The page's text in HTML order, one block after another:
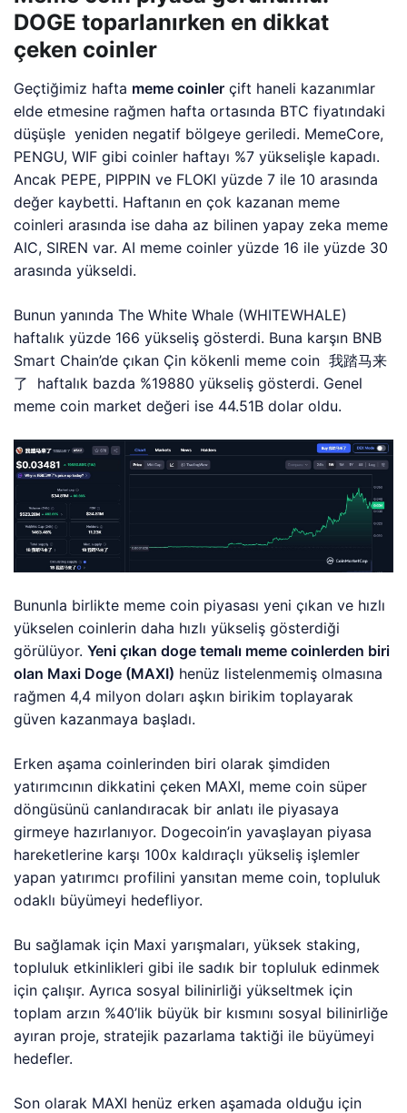
DOGE toparlanırken en dikkat
çeken coinler
Geçtiğimiz hafta meme coinler çift haneli kazanımlar
elde etmesine rağmen hafta ortasında BTC fiyatındaki
düşüşle yeniden negatif bölgeye geriledi. MemeCore,
PENGU, WIF gibi coinler haftayı %7 yükselişle kapadı.
Ancak PEPE, PIPPIN ve FLOKI yüzde 7 ile 10 arasında
değer kaybetti. Haftanın en çok kazanan meme
coinleri arasında ise daha az bilinen yapay zeka meme
AIC, SIREN var. AI meme coinler yüzde 16 ile yüzde 30
arasında yükseldi.
Bunun yanında The White Whale (WHITEWHALE)
haftalık yüzde 166 yükseliş gösterdi. Buna karşın BNB
Smart Chain’de çıkan Çin kökenli meme coin 我踏马来
了 haftalık bazda %19880 yükseliş gösterdi. Genel
meme coin market değeri ise 44.51B dolar oldu.
Bununla birlikte meme coin piyasası yeni çıkan ve hızlı
yükselen coinlerin daha hızlı yükseliş gösterdiği
görülüyor.Yeni çıkan doge temalı meme coinlerden biri
olan Maxi Doge (MAXI) henüz listelenmemiş olmasına
rağmen 4,4 milyon doları aşkın birikim toplayarak
güven kazanmaya başladı.
Erken aşama coinlerinden biri olarak şimdiden
yatırımcının dikkatini çeken MAXI, meme coin süper
döngüsünü canlandıracak bir anlatı ile piyasaya
girmeye hazırlanıyor. Dogecoin’in yavaşlayan piyasa
hareketlerine karşı 100x kaldıraçlı yükseliş işlemler
yapan yatırımcı profilini yansıtan meme coin, topluluk
odaklı büyümeyi hedefliyor.
Bu sağlamak için Maxi yarışmaları, yüksek staking,
topluluk etkinlikleri gibi ile sadık bir topluluk edinmek
için çalışır. Ayrıca sosyal bilinirliği yükseltmek için
toplam arzın %40’lik büyük bir kısmını sosyal bilinirliğe
ayıran proje, stratejik pazarlama taktiği ile büyümeyi
hedefler.
Son olarak MAXI henüz erken aşamada olduğu için